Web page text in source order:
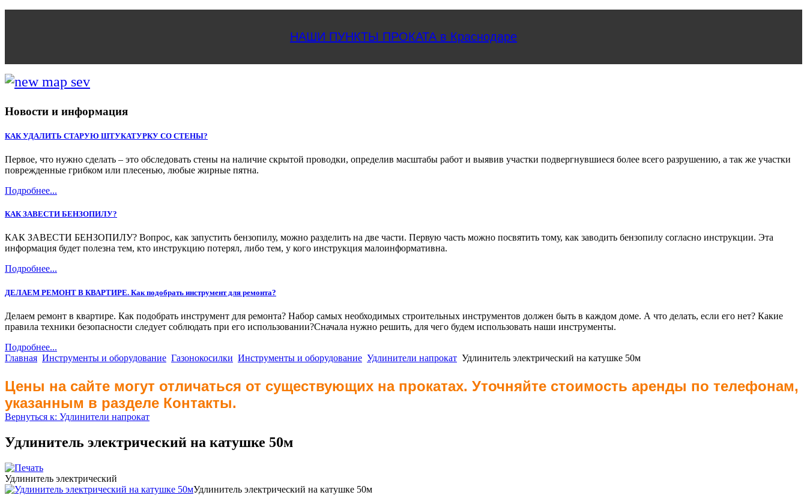
НАШИ ПУНКТЫ ПРОКАТА в Краснодаре
Новости и информация
КАК УДАЛИТЬ СТАРУЮ ШТУКАТУРКУ СО СТЕНЫ?
Первое, что нужно сделать – это обследовать стены на наличие скрытой проводки, определив масштабы работ и выявив участки подвергнувшиеся более всего разрушению, а так же участки
поврежденные грибком или плесенью, любые жирные пятна.
Подробнее...
КАК ЗАВЕСТИ БЕНЗОПИЛУ?
КАК ЗАВЕСТИ БЕНЗОПИЛУ? Вопрос, как запустить бензопилу, можно разделить на две части. Первую часть можно посвятить тому, как заводить бензопилу согласно инструкции. Эта
информация будет полезна тем, кто инструкцию потерял, либо тем, у кого инструкция малоинформативна.
Подробнее...
ДЕЛАЕМ РЕМОНТ В КВАРТИРЕ. Как подобрать инструмент для ремонта?
Делаем ремонт в квартире. Как подобрать инструмент для ремонта? Набор самых необходимых строительных инструментов должен быть в каждом доме. А что делать, если его нет? Какие
правила техники безопасности следует соблюдать при его использовании?Сначала нужно решить, для чего будем использовать наши инструменты.
Подробнее...
Главная Инструменты и оборудование Газонокосилки Инструменты и оборудование Удлинители напрокат Удлинитель электрический на катушке 50м
Цены на сайте могут отличаться от существующих на прокатах. Уточняйте стоимость аренды по телефонам,
указанным в разделе Контакты.
Вернуться к: Удлинители напрокат
Удлинитель электрический на катушке 50м
Удлинитель электрический
Удлинитель электрический на катушке 50м